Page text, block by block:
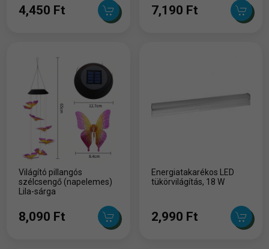
4,450 Ft 7,190 Ft
Világító pillangós
szélcsengő (napelemes)
Lila-sárga
8,090 Ft
Energiatakarékos LED
tükörvilágítás, 18 W
2,990 Ft